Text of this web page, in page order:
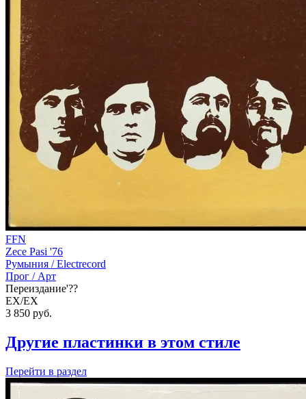
FFN
Zece Pasi '76
Румыния /Electrecord
Прог / Арт
Переиздание'??
EX/EX
3 850 руб.
Другие пластинки в этом стиле
Перейти в раздел